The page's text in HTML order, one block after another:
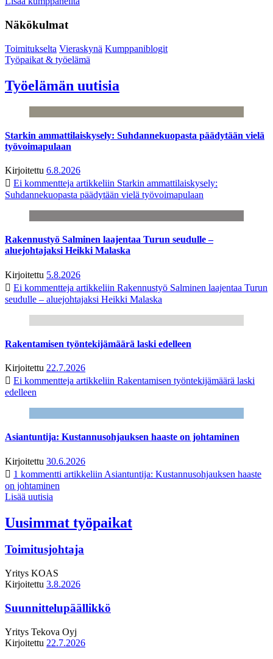
Näkökulmat
Toimitukselta Vieraskynä Kumppaniblogit
Työpaikat & työelämä
Työelämän uutisia
Starkin ammattilaiskysely: Suhdannekuopasta päädytään vielä
työvoimapulaan
Kirjoitettu 6.8.2026
Ei kommentteja artikkeliin Starkin ammattilaiskysely:
Suhdannekuopasta päädytään vielä työvoimapulaan
Rakennustyö Salminen laajentaa Turun seudulle –
aluejohtajaksi Heikki Malaska
Kirjoitettu 5.8.2026
Ei kommentteja artikkeliin Rakennustyö Salminen laajentaa Turun
seudulle – aluejohtajaksi Heikki Malaska
Rakentamisen työntekijämäärä laski edelleen
Kirjoitettu 22.7.2026
Ei kommentteja artikkeliin Rakentamisen työntekijämäärä laski
edelleen
Asiantuntija: Kustannusohjauksen haaste on johtaminen
Kirjoitettu 30.6.2026
1 kommentti artikkeliin Asiantuntija: Kustannusohjauksen haaste
on johtaminen
Lisää uutisia
Uusimmat työpaikat
Toimitusjohtaja
Yritys KOAS
Kirjoitettu 3.8.2026
Suunnittelupäällikkö
Yritys Tekova Oyj
Kirjoitettu 22.7.2026